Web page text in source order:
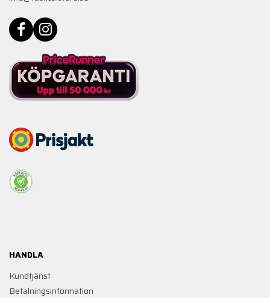
HANDLA
Kundtjänst
Betalningsinformation